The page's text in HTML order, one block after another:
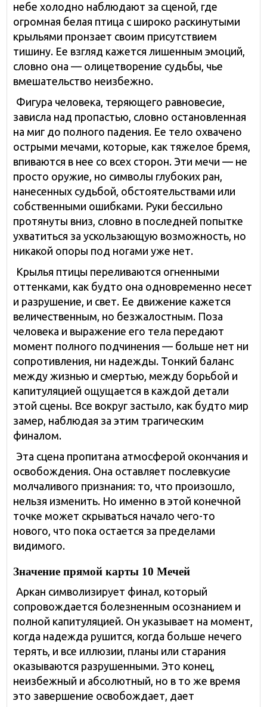
небе холодно наблюдают за сценой, где
огромная белая птица с широко раскинутыми
крыльями пронзает своим присутствием
тишину. Ее взгляд кажется лишенным эмоций,
словно она — олицетворение судьбы, чье
вмешательство неизбежно.
Фигура человека, теряющего равновесие,
зависла над пропастью, словно остановленная
на миг до полного падения. Ее тело охвачено
острыми мечами, которые, как тяжелое бремя,
впиваются в нее со всех сторон. Эти мечи — не
просто оружие, но символы глубоких ран,
нанесенных судьбой, обстоятельствами или
собственными ошибками. Руки бессильно
протянуты вниз, словно в последней попытке
ухватиться за ускользающую возможность, но
никакой опоры под ногами уже нет.
Крылья птицы переливаются огненными
оттенками, как будто она одновременно несет
и разрушение, и свет. Ее движение кажется
величественным, но безжалостным. Поза
человека и выражение его тела передают
момент полного подчинения — больше нет ни
сопротивления, ни надежды. Тонкий баланс
между жизнью и смертью, между борьбой и
капитуляцией ощущается в каждой детали
этой сцены. Все вокруг застыло, как будто мир
замер, наблюдая за этим трагическим
финалом.
Эта сцена пропитана атмосферой окончания и
освобождения. Она оставляет послевкусие
молчаливого признания: то, что произошло,
нельзя изменить. Но именно в этой конечной
точке может скрываться начало чего-то
нового, что пока остается за пределами
видимого.
Значение прямой карты 10 Мечей
Аркан символизирует финал, который
сопровождается болезненным осознанием и
полной капитуляцией. Он указывает на момент,
когда надежда рушится, когда больше нечего
терять, и все иллюзии, планы или старания
оказываются разрушенными. Это конец,
неизбежный и абсолютный, но в то же время
это завершение освобождает, дает